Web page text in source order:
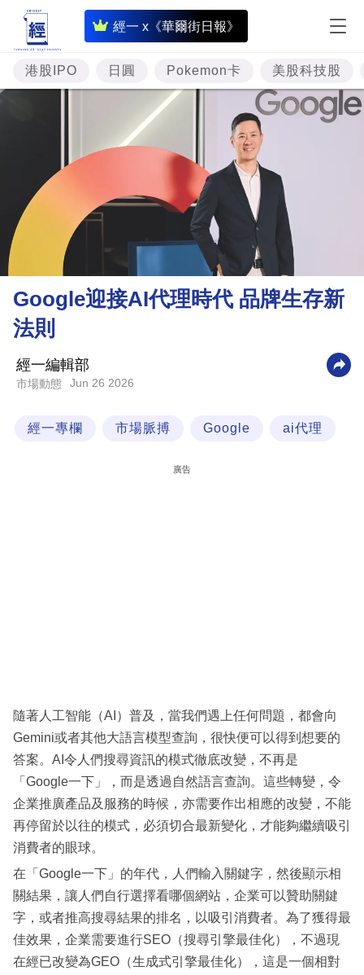
經一 x《華爾街日報》
即
時
財
經
樓
市
理
財
科
區
港股IPO 日圓 Pokemon卡 美股科技股
Google迎接AI代理時代 品牌生存新
法則
經一編輯部
市場動態 Jun 26 2026
經一專欄 市場脈搏 Google ai代理
廣告
隨著人工智能（AI）普及，當我們遇上任何問題，都會向
Gemini或者其他大語言模型查詢，很快便可以得到想要的
答案。AI令人們搜尋資訊的模式徹底改變，不再是
「Google一下」，而是透過自然語言查詢。這些轉變，令
企業推廣產品及服務的時候，亦需要作出相應的改變，不能
再停留於以往的模式，必須切合最新變化，才能夠繼續吸引
消費者的眼球。
在「Google一下」的年代，人們輸入關鍵字，然後顯示相
關結果，讓人們自行選擇看哪個網站，企業可以贊助關鍵
字，或者推高搜尋結果的排名，以吸引消費者。為了獲得最
佳效果，企業需要進行SEO（搜尋引擎最佳化），不過現
在經已改變為GEO（生成式引擎最佳化），這是一個相對